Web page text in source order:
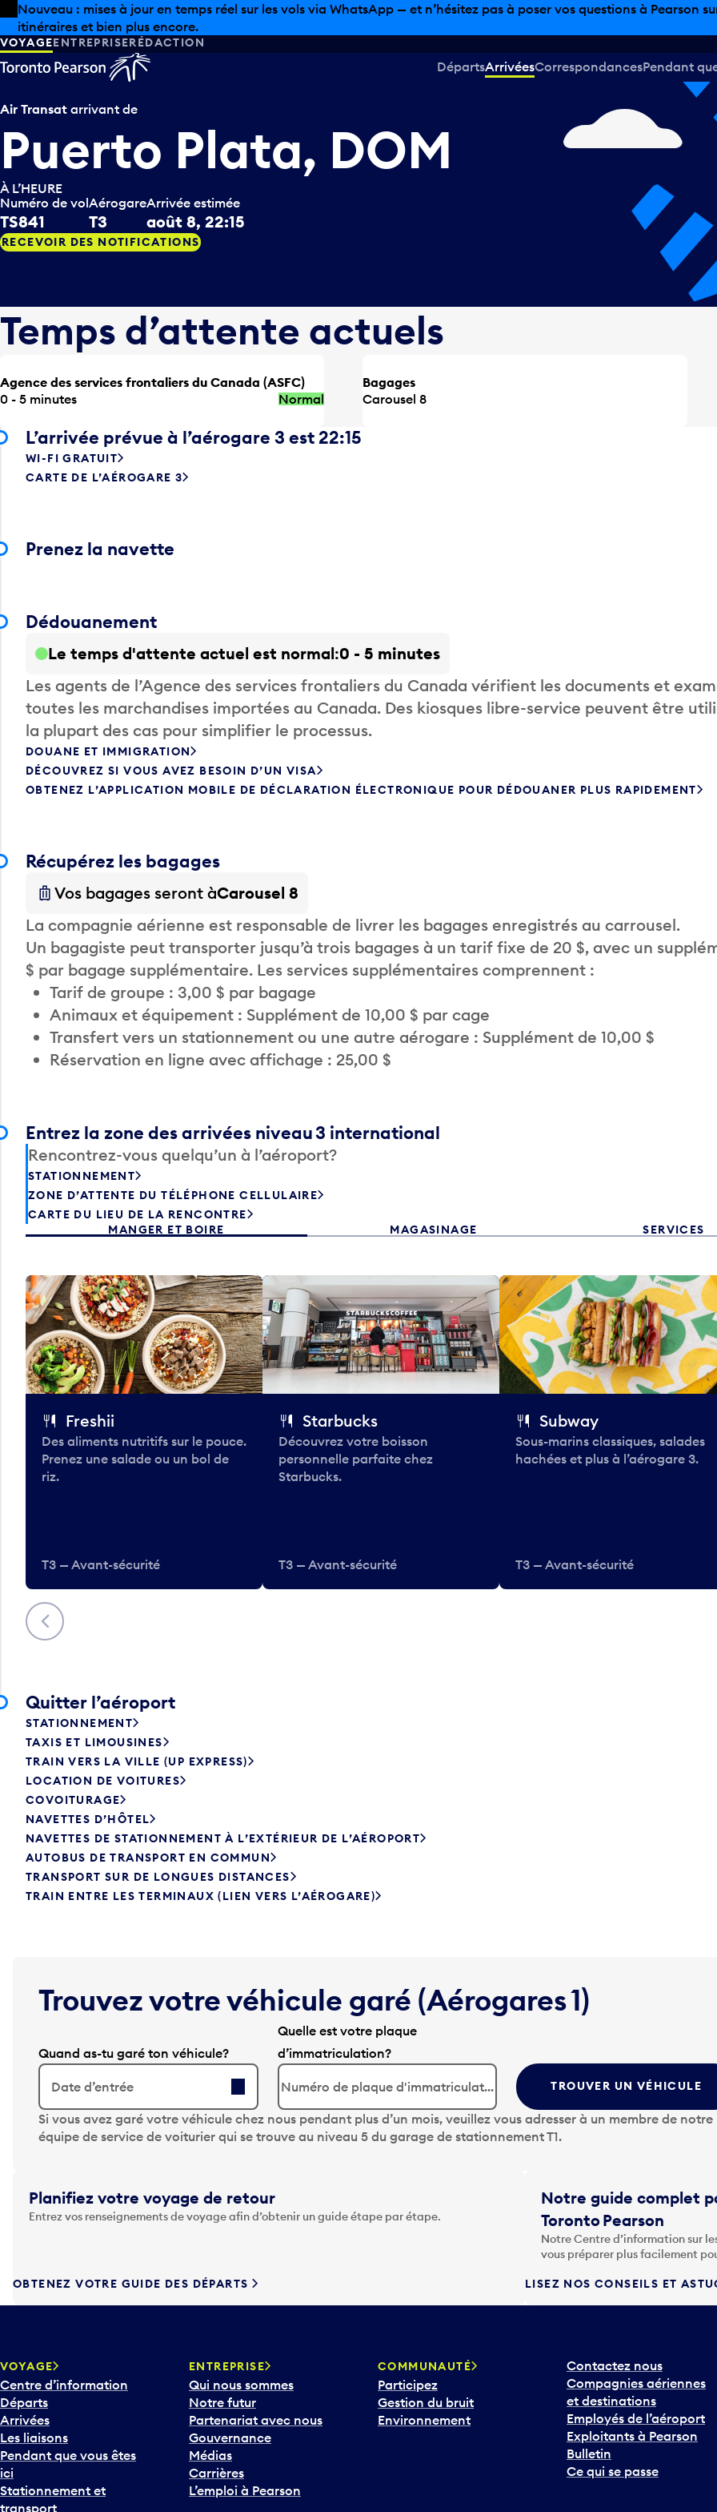
Skip to offers
Passer au contenu principal
Les aubaines estivales sont arrivées chez Pearson. Magasinage hors taxes, offres gastronomiques et bien plus
VOYAGEENTREPRISERÉDACTION
DépartsArrivéesCorrespondancesPendant
Air Transat arrivant de
Puerto Plata, DOM
À L’HEURE
Numéro de vol
TS841
Aérogare
T3
Arrivée estimée
août 8, 22:15
RECEVOIR DES NOTIFICATIONS
Temps d’attente actuels
Agence des services frontaliers du Canada (ASFC)
0 - 5 minutes
Normal
Bagages
Carousel 8
L’arrivée prévue à l’aérogare 3 est 22:15
WI-FI GRATUIT
CARTE DE L’AÉROGARE 3
Prenez la navette
Dédouanement
Le temps d'attente actuel est normal 0 - 5 minutes
Les agents de l’Agence des services frontaliers du Canada vérifient les documents et
toutes les marchandises importées au Canada. Des kiosques libre-service peuvent être
la plupart des cas pour simplifier le processus.
DOUANE ET IMMIGRATION
DÉCOUVREZ SI VOUS AVEZ BESOIN D’UN VISA
OBTENEZ L’APPLICATION MOBILE DE DÉCLARATION ÉLECTRONIQUE POUR DÉDOUANER PLUS RAPIDEMENT
Récupérez les bagages
Vos bagages seront àCarousel 8
La compagnie aérienne est responsable de livrer les bagages enregistrés au carrousel.
Un bagagiste peut transporter jusqu’à trois bagages à un tarif fixe de 20 $, avec un
$ par bagage supplémentaire. Les services supplémentaires comprennent :
Tarif de groupe : 3,00 $ par bagage
Animaux et équipement : Supplément de 10,00 $ par cage
Transfert vers un stationnement ou une autre aérogare : Supplément de 10,00 $
Réservation en ligne avec affichage : 25,00 $
Entrez la zone des arrivées niveau 3 international
Rencontrez-vous quelqu’un à l’aéroport?
STATIONNEMENT
ZONE D’ATTENTE DU TÉLÉPHONE CELLULAIRE
CARTE DU LIEU DE LA RENCONTRE
MANGER ET BOIRE
MAGASINAGE SERVICES
Précédent
Freshii
Des aliments nutritifs sur le pouce.
Prenez une salade ou un bol de
riz.
T3 — Avant-sécurité
Starbucks
Découvrez votre boisson
personnelle parfaite chez
Starbucks.
T3 — Avant-sécurité
Subway
Sous-marins classiques, salades
hachées et plus à l’aérogare 3.
T3 — Avant-sécurité
Quitter l’aéroport
STATIONNEMENT
TAXIS ET LIMOUSINES
TRAIN VERS LA VILLE (UP EXPRESS)
LOCATION DE VOITURES
COVOITURAGE
NAVETTES D’HÔTEL
NAVETTES DE STATIONNEMENT À L’EXTÉRIEUR DE L’AÉROPORT
AUTOBUS DE TRANSPORT EN COMMUN
TRANSPORT SUR DE LONGUES DISTANCES
TRAIN ENTRE LES TERMINAUX (LIEN VERS L’AÉROGARE)
Trouvez votre véhicule garé (Aérogares 1)
Quand as-tu garé ton véhicule?
Date d’entrée
A
p
y
e
z
r
u
c
h
e
F
l
c
h
Quelle est votre plaque
d’immatriculation?
TROUVER UN VÉHICULE
Si vous avez garé votre véhicule chez nous pendant plus d’un mois, veuillez vous adresser à un membre de notre
équipe de service de voiturier qui se trouve au niveau 5 du garage de stationnement T1.
Planifiez votre voyage de retour
Entrez vos renseignements de voyage afin d’obtenir un guide étape par étape.
OBTENEZ VOTRE GUIDE DES DÉPARTS
Notre guide complet
Toronto Pearson
Notre Centre d’information sur
vous préparer plus facilement
LISEZ NOS CONSEILS ET
VOYAGE
Centre d’information
Départs
Arrivées
Les liaisons
Pendant que vous êtes
ici
Stationnement et
transport
ENTREPRISE
Qui nous sommes
Notre futur
Partenariat avec nous
Gouvernance
Médias
Carrières
L’emploi à Pearson
COMMUNAUTÉ
Participez
Gestion du bruit
Environnement
Contactez nous
Compagnies aériennes
et destinations
Employés de l’aéroport
Exploitants à Pearson
Bulletin
Ce qui se passe